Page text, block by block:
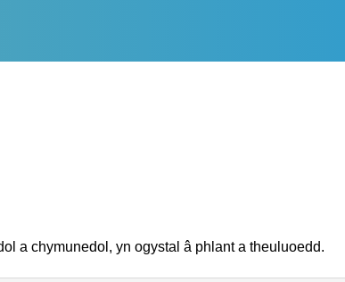
a chymunedol, yn ogystal â phlant a theuluoedd.